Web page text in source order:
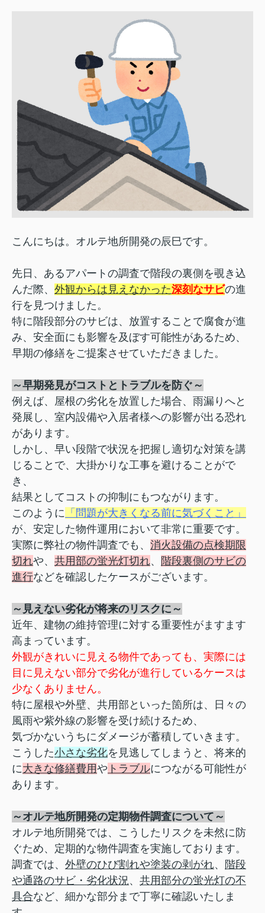
こんにちは。 オルテ地所開発の辰巳です。
先日、あるアパートの調査で階段の裏側を覗き込
んだ際、 外観からは見えなかった深刻なサビの進
行を見つけました。
特に階段部分のサビは、放置することで腐食が進
み、 安全面にも影響を及ぼす可能性があるため、
早期の修繕をご提案させていただきました。
～早期発見がコストとトラブルを防ぐ～
例えば、屋根の劣化を放置した場合、雨漏りへと
発展し、室内設備や入居者様への影響が出る恐れ
があります。
しかし、早い段階で状況を把握し適切な対策を講
じることで、大掛かりな工事を避けることがで
き、
結果としてコストの抑制にもつながります。
このように 「問題が大きくなる前に気づくこと」
が、安定し た物件運用において非常に重要です。
実際に弊社の物件調査でも、 消火設備の点検期限
切れや、 共用部の蛍光灯切れ、 階段裏側のサビの
進行などを確認したケースがございます。
～見えない劣化が将来のリスクに～
近年、建物の維持管理に対する重要性がますます
高まっています。
外観がきれいに見える物件であっても、実際には
目に見えない部分で劣化が進行しているケースは
少なくありません。
特に屋根や外壁、共用部といった箇所は、日々の
風雨や紫外線の影響を受け続けるため、
気づかないうちにダメージが蓄積していきます。
こうした小さな劣化を見逃してしまうと、将来的
に大きな修繕費用や トラブルにつながる可能性が
あります。
～オルテ地所開発の定期物件調査について～
オルテ地所開発では、こうしたリスクを未然に防
ぐため、定期的な物件調査を実施しております。
調査では、 外壁のひび割れや塗装の剥がれ、 階段
や通路のサビ・劣化状況、 共用部分の蛍光灯の不
具合など、 細かな部分まで丁寧に確認いたしま